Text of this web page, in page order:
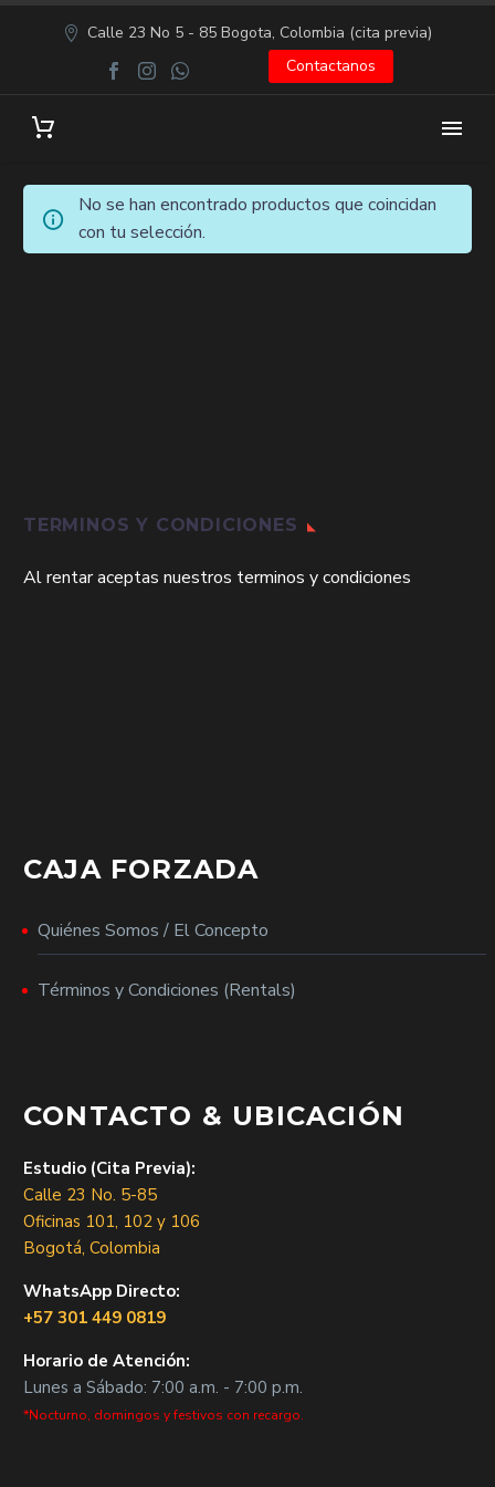
Calle 23 No 5 - 85 Bogota, Colombia (cita previa)
Contactanos
No se han encontrado productos que coincidan
con tu selección.
TERMINOS Y CONDICIONES
Al rentar aceptas nuestros terminos y condiciones
CAJA FORZADA
Quiénes Somos / El Concepto
Términos y Condiciones (Rentals)
CONTACTO & UBICACIÓN
Estudio (Cita Previa):
Calle 23 No. 5-85
Oficinas 101, 102 y 106
Bogotá, Colombia
WhatsApp Directo:
+57 301 449 0819
Horario de Atención:
Lunes a Sábado: 7:00 a.m. - 7:00 p.m.
*Nocturno, domingos y festivos con recargo.